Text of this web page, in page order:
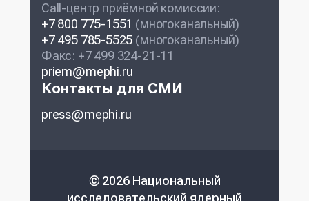
Call-центр приёмной комиссии:
+7 800 775-1551 (многоканальный)
+7 495 785-5525 (многоканальный)
Факс: +7 499 324-21-11
priem@mephi.ru
Контакты для СМИ
press@mephi.ru
© 2026 Национальный
исследовательский ядерный